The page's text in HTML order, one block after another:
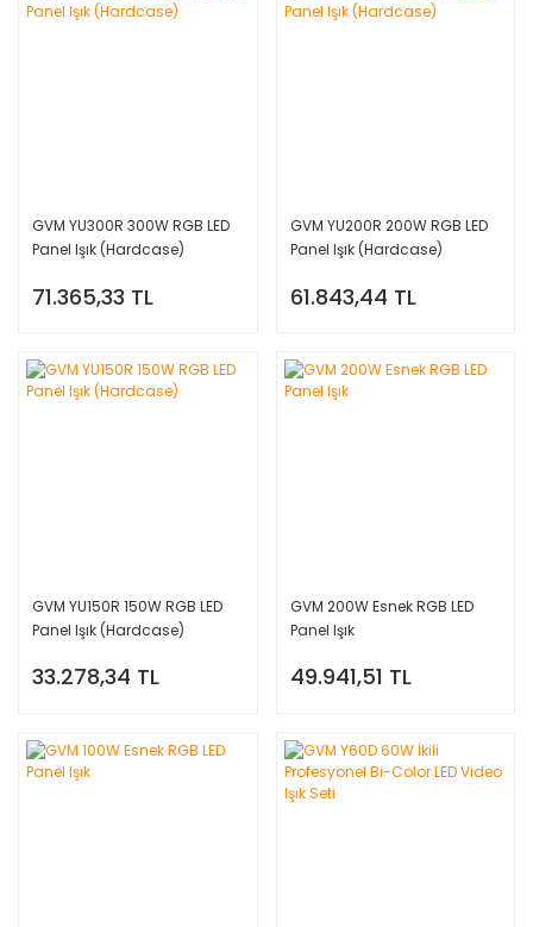
GVM YU300R 300W RGB LED
Panel Işık (Hardcase)
71.365,33 TL
GVM YU200R 200W RGB LED
Panel Işık (Hardcase)
61.843,44 TL
GVM YU150R 150W RGB LED
Panel Işık (Hardcase)
33.278,34 TL
GVM 200W Esnek RGB LED
Panel Işık
49.941,51 TL